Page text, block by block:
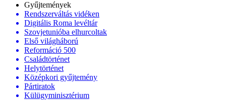
Gyűjtemények
Rendszerváltás vidéken
Digitális Roma levéltár
Szovjetunióba elhurcoltak
Első világháború
Reformáció 500
Családtörténet
Helytörténet
Középkori gyűjtemény
Pártiratok
Külügyminisztérium